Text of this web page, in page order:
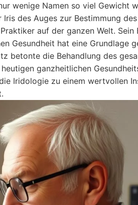
wenige Namen so viel Gewicht
des Auges zur Bestimmung des
auf der ganzen Welt. Sein
Gesundheit hat eine Grundlage
betonte die Behandlung des
ganzheitlichen
Iridologie zu einem wertvollen